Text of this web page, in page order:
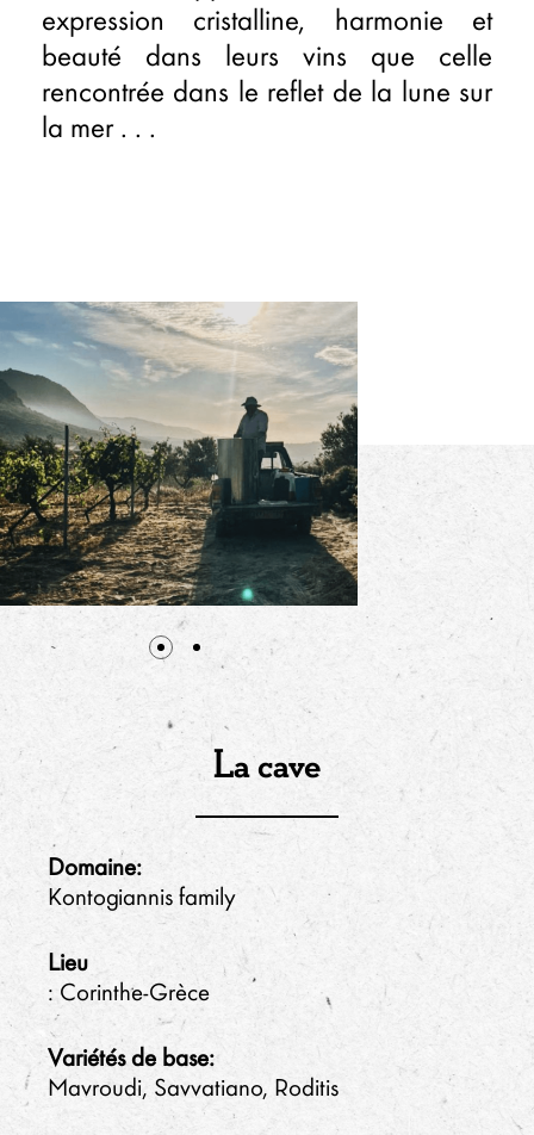
expression cristalline, harmonie et
beauté dans leurs vins que celle
rencontrée dans le reflet de la lune sur
la mer . . .
La cave
Domaine:
Kontogiannis family
Lieu
: Corinthe-Grèce
Variétés de base:
Mavroudi, Savvatiano, Roditis